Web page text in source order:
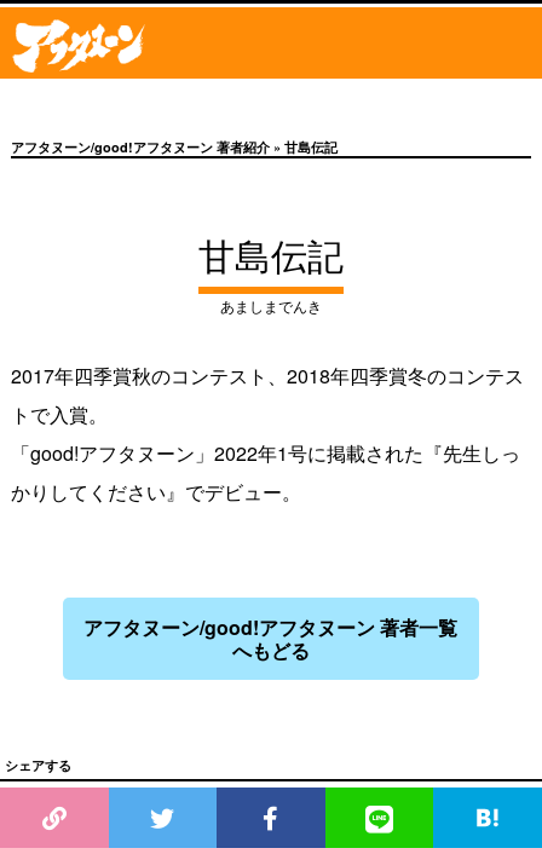
アフタヌーン/good!アフタヌーン 著者紹介» 甘島伝記
甘島伝記
あましまでんき
2017年四季賞秋のコンテスト、2018年四季賞冬のコンテス
トで入賞。
「good!アフタヌーン」2022年1号に掲載された『先生しっ
かりしてください』でデビュー。
アフタヌーン/good!アフタヌーン 著者一覧
へもどる
シェアする